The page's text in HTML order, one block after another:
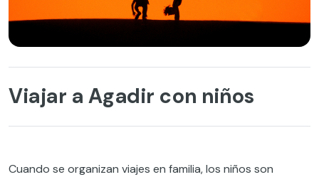
Viajar a Agadir con niños
Cuando se organizan viajes en familia, los niños son